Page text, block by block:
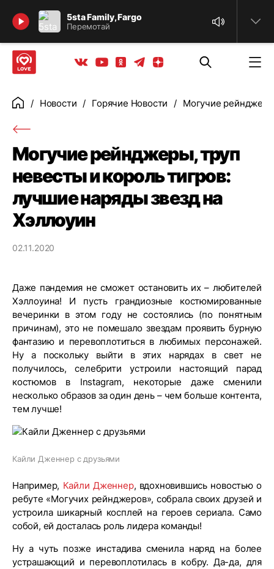
5sta Family, Fargo
Перемотай
Найти
Вконтакте
YoutubeОдноклассники
ТелеграмЯндекс дзен
ГлавнаяНовости Горячие Новости Могучие
Могучие рейнджеры, труп
невесты и король тигров:
лучшие наряды звезд на
Хэллоуин
02.11.2020
Даже пандемия не сможет остановить их – любителей
Хэллоуина! И пусть грандиозные костюмированные
вечеринки в этом году не состоялись (по понятным
причинам), это не помешало звездам проявить бурную
фантазию и перевоплотиться в любимых персонажей.
Ну а поскольку выйти в этих нарядах в свет не
получилось, селебрити устроили настоящий парад
костюмов в Instagram, некоторые даже сменили
несколько образов за один день – чем больше контента,
тем лучше!
Кайли Дженнер с друзьями
Например, Кайли Дженнер, вдохновившись новостью о
ребуте «Могучих рейнджеров», собрала своих друзей и
устроила шикарный косплей на героев сериала. Само
собой, ей досталась роль лидера команды!
Ну а чуть позже инстадива сменила наряд на более
устрашающий и перевоплотилась в кобру. Да-да, для